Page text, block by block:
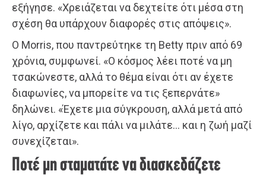
εξήγησε. «Χρειάζεται να δεχτείτε ότι μέσα στη
σχέση θα υπάρχουν διαφορές στις απόψεις».
Ο Morris, που παντρεύτηκε τη Betty πριν από 69
χρόνια, συμφωνεί. «Ο κόσμος λέει ποτέ να μη
τσακώνεστε, αλλά το θέμα είναι ότι αν έχετε
διαφωνίες, να μπορείτε να τις ξεπερνάτε»
δηλώνει. «Έχετε μια σύγκρουση, αλλά μετά από
λίγο, αρχίζετε και πάλι να μιλάτε… και η ζωή μαζί
συνεχίζεται».
Ποτέ μη σταματάτε να διασκεδάζετε